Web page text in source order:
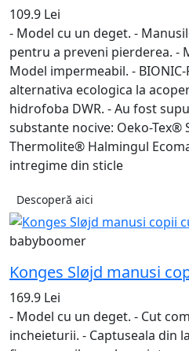
109.9 Lei
- Model cu un deget. -
pentru a preveni pierderea. -
Model impermeabil. - BIONIC-
alternativa ecologica la
hidrofoba DWR. - Au fost
substante nocive: Oeko-Tex®
Thermolite® Halmingul
intregime din sticle
Descoperă aici
babyboomer
Konges Sløjd manusi
169.9 Lei
- Model cu un deget. - Cut
incheieturii. - Captuseala din